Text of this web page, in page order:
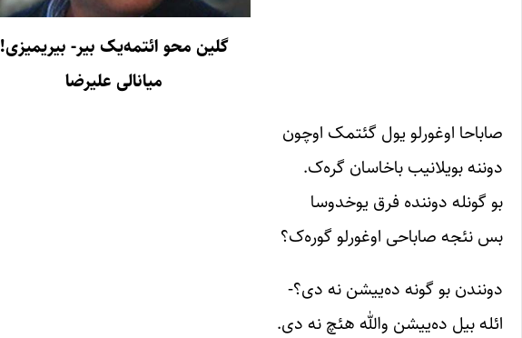
گلین محو ائتمه‌یک بیر- بیریمیزی!
میانالی علیرضا
صاباحا اوغورلو یول گئتمک اوچون
دوننه بویلانیب باخاسان گره‌ک.
بو گونله دوننده فرق یوخدوسا
بس نئجه صاباحی اوغورلو گوره‌ک؟
دونندن بو گونه ده‌ییشن نه دی؟-
ائله بیل ده‌ییشن والله هئچ نه دی.